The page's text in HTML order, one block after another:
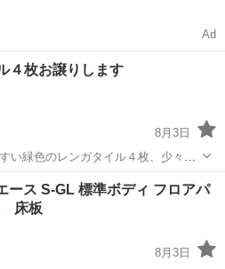
Ad
４枚お譲りします
8月3日
い緑色のレンガタイル４枚、少々欠
ったため、取りにきてくれる方を優
ース S-GL 標準ボディ フロアパ
床板
8月3日